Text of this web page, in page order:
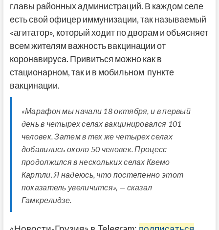
главы районных администраций. В каждом селе
есть свой офицер иммунизации, так называемый
«агитатор», который ходит по дворам и объясняет
всем жителям важность вакцинации от
коронавируса. Привиться можно как в
стационарном, так и в мобильном пункте
вакцинации.
«Марафон мы начали 18 октября, и в первый
день в четырех селах вакцинировался 101
человек. Затем в тех же четырех селах
добавились около 50 человек. Процесс
продолжился в нескольких селах Квемо
Картли. Я надеюсь, что постепенно этот
показатель увеличится», — сказал
Гамкрелидзе.